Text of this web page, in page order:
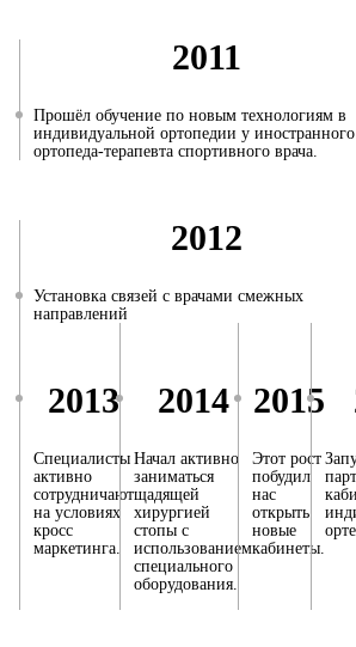
2011
Прошёл обучение по новым технологиям в
индивидуальной ортопедии у иностранного
ортопеда-терапевта спортивного врача.
2012
Установка связей с врачами смежных
направлений
2013
Специалисты
активно
сотрудничают
на условиях
кросс
маркетинга.
2014
Начал активно
заниматься
щадящей
хирургией
стопы с
использованием
специального
оборудования.
2015
Этот рост
побудил
нас
открыть
новые
кабинеты.